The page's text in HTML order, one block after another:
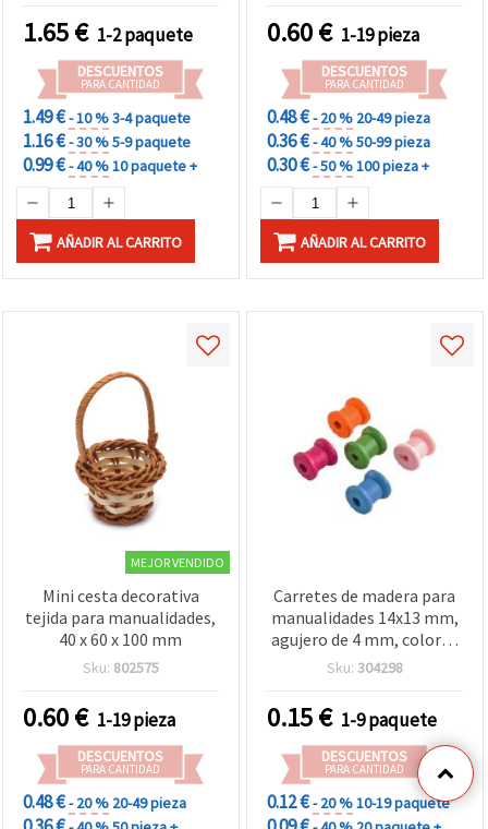
1.65€ 1-2 paquete
DESCUENTOS
PARA CANTIDAD
1.49 €- 10 %3-4 paquete
1.16 €- 30 %5-9 paquete
0.99 €- 40 %10 paquete +
AÑADIR AL CARRITO
0.60€ 1-19 pieza
DESCUENTOS
PARA CANTIDAD
0.48 €- 20 % 20-49 pieza
0.36 €- 40 %50-99 pieza
0.30 €- 50 %100 pieza +
AÑADIR AL CARRITO
MEJOR VENDIDO
Mini cesta decorativa
tejida para manualidades,
40 x 60 x 100 mm
Sku: 802575
0.60€ 1-19 pieza
DESCUENTOS
PARA CANTIDAD
0.48 €- 20 % 20-49 pieza
Carretes de madera para
manualidades 14x13 mm,
agujero de 4 mm, colores
mixtos - pack de 4
Sku: 304298
0.15€ 1-9 paquete
DESCUENTOS
PARA CANTIDAD
0.12 €- 20 %10-19 paquete